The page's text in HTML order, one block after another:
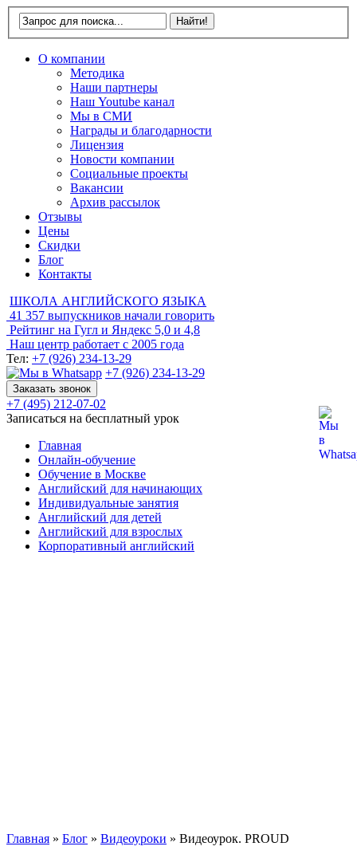
О компании
Методика
Наши партнеры
Наш Youtube канал
Мы в СМИ
Награды и благодарности
Лицензия
Новости компании
Социальные проекты
Вакансии
Архив рассылок
Отзывы
Цены
Скидки
Блог
Контакты
ШКОЛА АНГЛИЙСКОГО ЯЗЫКА
41 357 выпускников начали говорить
Рейтинг на Гугл и Яндекс 5,0 и 4,8
Наш центр работает с 2005 года
Тел: +7 (926) 234-13-29
+7 (926) 234-13-29
Заказать звонок
+7 (495) 212-07-02
Записаться на бесплатный урок
Главная
Онлайн-обучение
Обучение в Москве
Английский для начинающих
Индивидуальные занятия
Английский для детей
Английский для взрослых
Корпоративный английский
Главная » Блог » Видеоуроки » Видеоурок. PROUD